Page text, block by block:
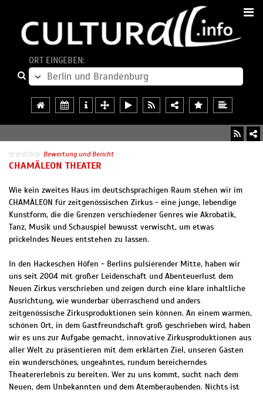
ORT EINGEBEN:
Bewertung und Bericht
CHAMÄLEON THEATER
Wie kein zweites Haus im deutschsprachigen Raum stehen wir im
CHAMÄLEON für zeitgenössischen Zirkus - eine junge, lebendige
Kunstform, die die Grenzen verschiedener Genres wie Akrobatik,
Tanz, Musik und Schauspiel bewusst verwischt, um etwas
prickelndes Neues entstehen zu lassen.
In den Hackeschen Höfen - Berlins pulsierender Mitte, haben wir
uns seit 2004 mit großer Leidenschaft und Abenteuerlust dem
Neuen Zirkus verschrieben und zeigen durch eine klare inhaltliche
Ausrichtung, wie wunderbar überraschend und anders
zeitgenössische Zirkusproduktionen sein können. An einem warmen,
schönen Ort, in dem Gastfreundschaft groß geschrieben wird, haben
wir es uns zur Aufgabe gemacht, innovative Zirkusproduktionen aus
aller Welt zu präsentieren mit dem erklärten Ziel, unseren Gästen
ein wunderschönes, ungeahntes, rundum bereicherndes
Theatererlebnis zu bereiten. Wer zu uns kommt, sucht nach dem
Neuen, dem Unbekannten und dem Atemberaubenden. Nichts ist